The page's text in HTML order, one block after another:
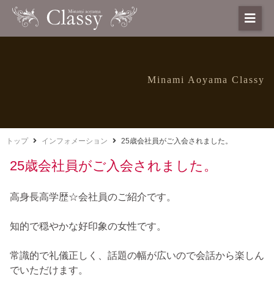
Minami Aoyama Classy
トップ インフォメーション 25歳会社員がご入会されました。
25歳会社員がご入会されました。
高身長高学歴☆会社員のご紹介です。
知的で穏やかな好印象の女性です。
常識的で礼儀正しく、話題の幅が広いので会話から楽しん
でいただけます。